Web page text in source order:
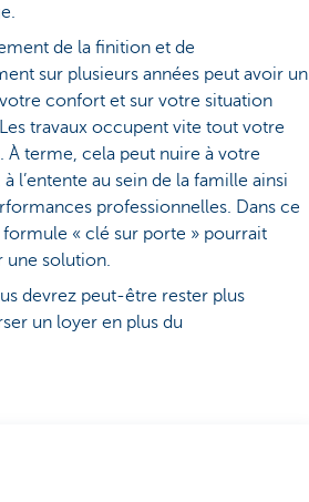
de la finition et de
sur plusieurs années peut avoir un
confort et sur votre situation
travaux occupent vite tout votre
À terme, cela peut nuire à votre
l’entente au sein de la famille ainsi
professionnelles. Dans ce
« clé sur porte » pourrait
une solution.
devrez peut-être rester plus
un loyer en plus du